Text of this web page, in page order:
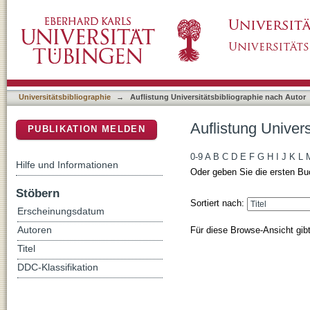
Universitätsbibliographie → Auflistung Universitätsbibliographie nach Autor
Auflistung
0-9 A B C D E F G H J K L
Oder geben Sie die ersten
Sortiert nach:
Für diese Browse-Ansicht
PUBLIKATION MELDEN
Hilfe und Informationen
Stöbern
Erscheinungsdatum
Autoren
Titel
DDC-Klassifikation